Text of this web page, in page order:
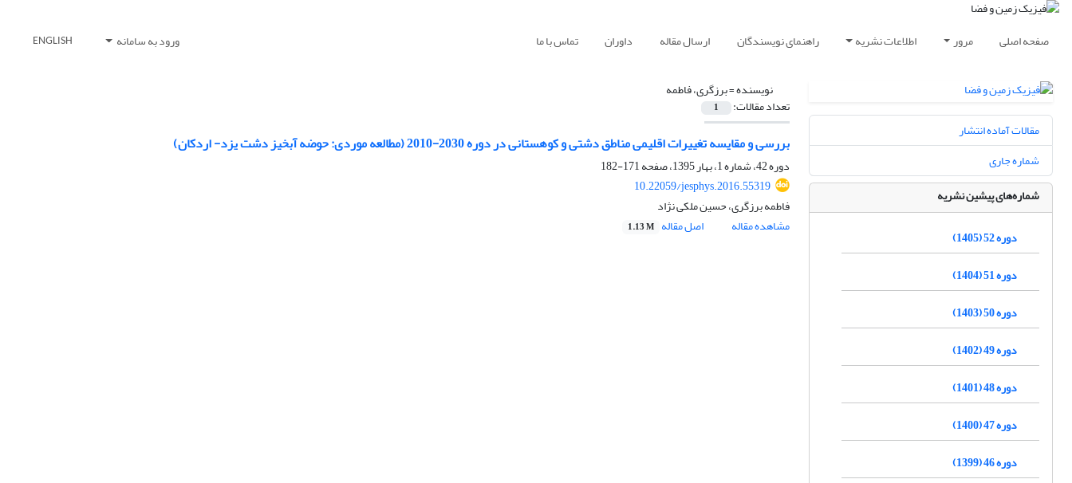
صفحه اصلی مرور اطلاعات نشریه راهنمای نویسندگان ارسال مقاله داوران تماس با ما ورود به سامانه ENGLISH
نویسنده =برزگری، فاطمه
تعداد مقالات: 1
بررسی و مقایسه تغییرات اقلیمی مناطق دشتی و کوهستانی در دوره 2030-2010 (مطالعه موردی: حوضه آبخیز دشت یزد- اردکان)
دوره 42، شماره 1، بهار 1395، صفحه
171-182
10.22059/jesphys.2016.55319
فاطمه برزگری، حسین ملکی نژاد
مشاهده مقاله
اصل مقاله 1.13 M
مقالات آماده انتشار
شماره جاری
شماره‌های پیشین نشریه
دوره 52 (1405)
دوره 51 (1404)
دوره 50 (1403)
دوره 49 (1402)
دوره 48 (1401)
دوره 47 (1400)
دوره 46 (1399)